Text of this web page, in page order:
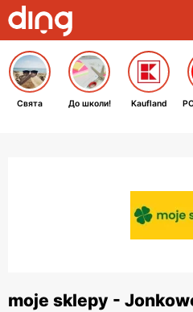
Свята До школи! Kaufland
moje sklepy -